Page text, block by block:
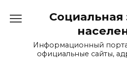
Социальная
Информационный
официальные сайты,